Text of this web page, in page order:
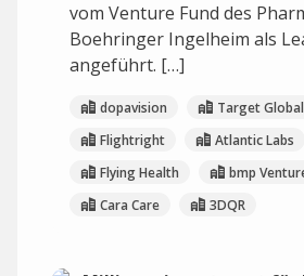
vom Venture Fund des
Boehringer Ingelheim als
angeführt. […]
dopavision
Target Global
Flightright
Atlantic Labs
Flying Health
bmp
Cara Care
3DQR